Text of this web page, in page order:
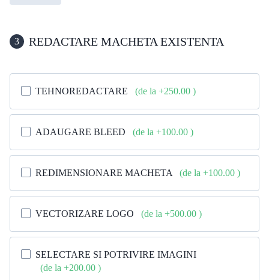
3 REDACTARE MACHETA EXISTENTA
TEHNOREDACTARE (de la +250.00 )
ADAUGARE BLEED (de la +100.00 )
REDIMENSIONARE MACHETA (de la +100.00 )
VECTORIZARE LOGO (de la +500.00 )
SELECTARE SI POTRIVIRE IMAGINI
(de la +200.00 )